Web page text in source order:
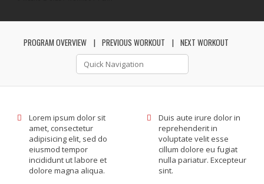
PROGRAM OVERVIEW PREVIOUS WORKOUT NEXT WORKOUT
Lorem ipsum dolor sit
amet, consectetur
adipisicing elit, sed do
eiusmod tempor
incididunt ut labore et
dolore magna aliqua.
Duis aute irure dolor in
reprehenderit in
voluptate velit esse
cillum dolore eu fugiat
nulla pariatur. Excepteur
sint.